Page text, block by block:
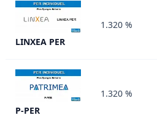
LINXEA PER
1.320 %
P-PER
1.320 %